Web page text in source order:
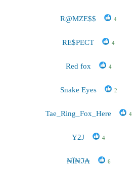
R@MZE$$ 4
RE$PECT 4
Red fox 4
Snake Eyes 2
Tae_Ring_Fox_Here 4
Y2J 4
₦Ї₦ℑ₳ 6